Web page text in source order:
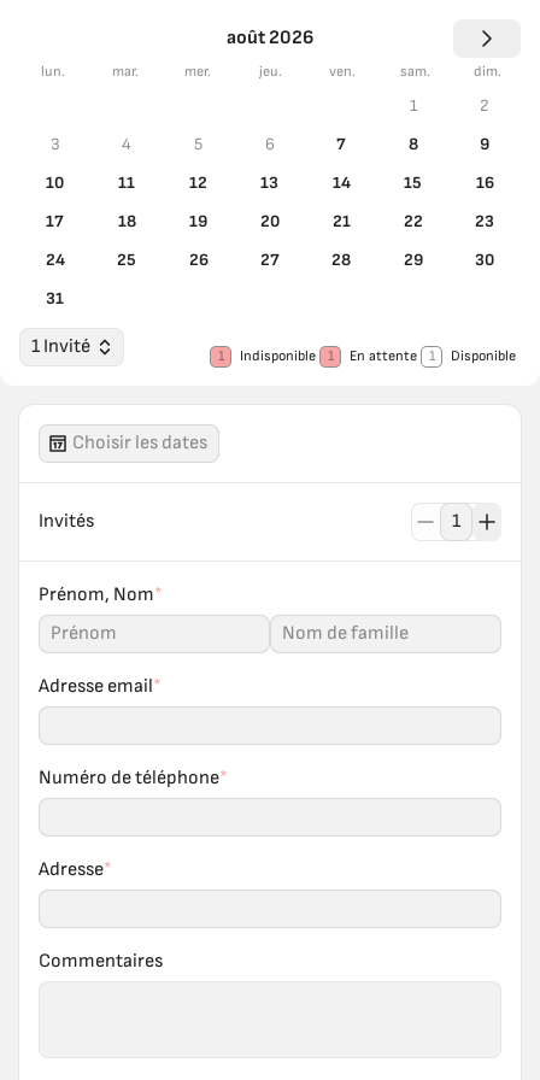
août 2026
lun. mar. mer. jeu. ven. sam. dim.
1
2
3
4 5 6 7 8
9
10
11 12 13 14 15
16
17
18 19 20 21 22
23
24
25 26 27 28 29
30
31
1 Invité 1 Indisponible 1 En attente 1 Disponible
Choisir les dates
Invités
Prénom, Nom*
Adresse email*
Numéro de téléphone*
Adresse*
Commentaires